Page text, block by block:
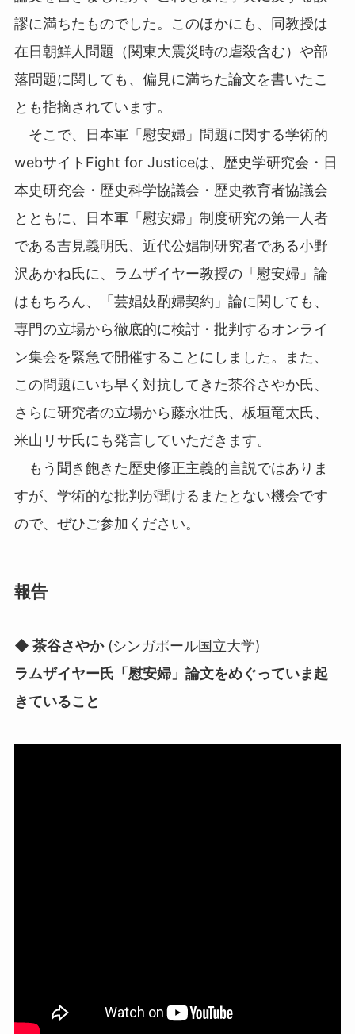
謬に満ちたものでした。このほかにも、同教授は
在日朝鮮人問題（関東大震災時の虐殺含む）や部
落問題に関しても、偏見に満ちた論文を書いたこ
とも指摘されています。
そこで、日本軍「慰安婦」問題に関する学術的
webサイトFight for Justiceは、歴史学研究会・日
本史研究会・歴史科学協議会・歴史教育者協議会
とともに、日本軍「慰安婦」制度研究の第一人者
である吉見義明氏、近代公娼制研究者である小野
沢あかね氏に、ラムザイヤー教授の「慰安婦」論
はもちろん、「芸娼妓酌婦契約」論に関しても、
専門の立場から徹底的に検討・批判するオンライ
ン集会を緊急で開催することにしました。また、
この問題にいち早く対抗してきた茶谷さやか氏、
さらに研究者の立場から藤永壮氏、板垣竜太氏、
米山リサ氏にも発言していただきます。
もう聞き飽きた歴史修正主義的言説ではありま
すが、学術的な批判が聞けるまたとない機会です
ので、ぜひご参加ください。
報告
◆ 茶谷さやか(シンガポール国立大学)
ラムザイヤー氏「慰安婦」論文をめぐっていま起
きていること